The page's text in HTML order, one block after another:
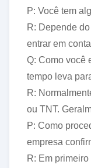
P: Você tem
R: Depende
entrar em
Q: Como você
tempo leva
R:
ou TNT.
P: Como
empresa
R: Em